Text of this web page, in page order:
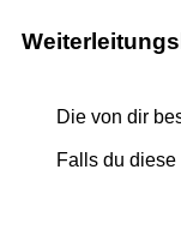
Die von dir
Falls du